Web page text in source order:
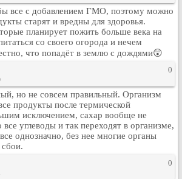
все с добавлением ГМО, поэтому можно
старят и вредны для здоровья.
планирует пожить больше века на
со своего огорода и нечем
что попадёт в землю с дождями😲
0
но не совсем правильный. Организм
продукты после термической
исключением, сахар вообще не
все углеводы и так переходят в организме,
однозначно, без нее многие органы
сбои.
0